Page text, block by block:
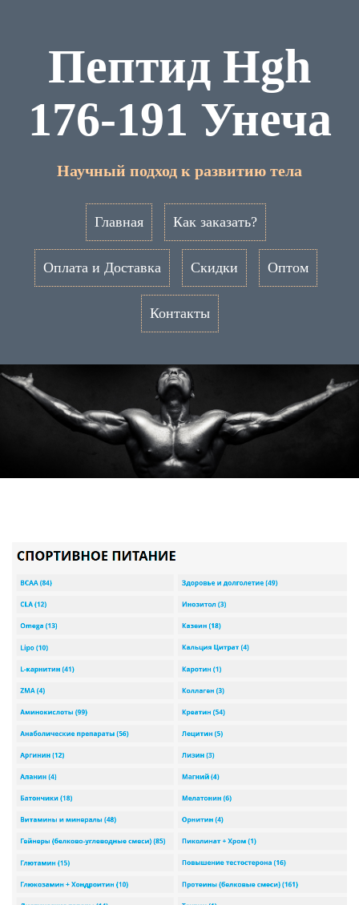
Пептид Hgh
176-191 Унеча
Научный подход к развитию тела
Главная Как заказать?
Оплата и Доставка Скидки Оптом
Контакты